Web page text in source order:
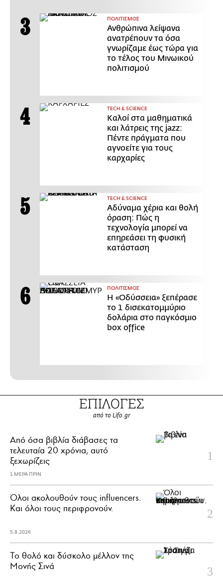
ΠΟΛΙΤΙΣΜΟΣ
Ανθρώπινα λείψανα
ανατρέπουν τα όσα
γνωρίζαμε έως τώρα για
το τέλος του Μινωικού
πολιτισμού
ΤECH & SCIENCE
Καλοί στα μαθηματικά
και λάτρεις της jazz:
Πέντε πράγματα που
αγνοείτε για τους
καρχαρίες
ΤECH & SCIENCE
Αδύναμα χέρια και θολή
όραση: Πώς η
τεχνολογία μπορεί να
επηρεάσει τη φυσική
κατάσταση
ΠΟΛΙΤΙΣΜΟΣ
Η «Οδύσσεια» ξεπέρασε
το 1 δισεκατομμύριο
δολάρια στο παγκόσμιο
box office
ΕΠΙΛΟΓΕΣ
από το Lifo.gr
Από όσα βιβλία διάβασες τα
τελευταία 20 χρόνια, αυτό
ξεχωρίζεις
1 ΜΕΡΑ ΠΡΙΝ
Όλοι ακολουθούν τους influencers.
Και όλοι τους περιφρονούν.
5.8.2026
Το θολό και δύσκολο μέλλον της
Μονής Σινά